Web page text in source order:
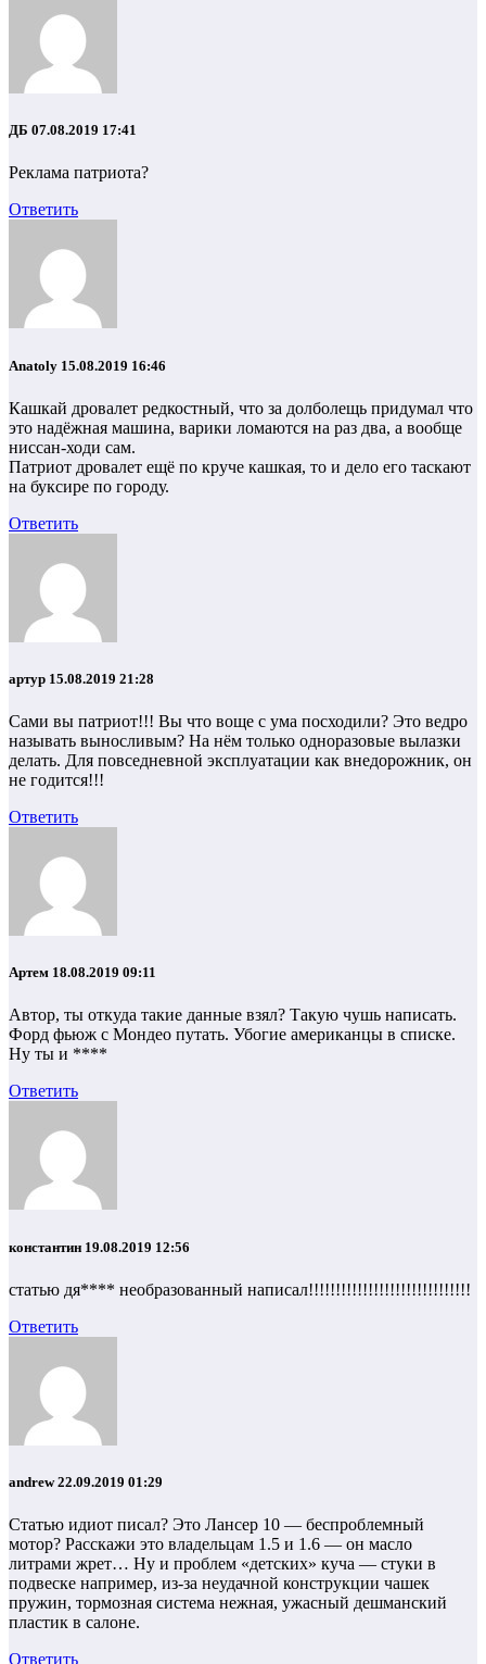
ДБ 07.08.2019 17:41
Реклама патриота?
Ответить
Anatoly 15.08.2019 16:46
Кашкай дровалет редкостный, что за долболещь придумал что
это надёжная машина, варики ломаются на раз два, а вообще
ниссан-ходи сам.
Патриот дровалет ещё по круче кашкая, то и дело его таскают
на буксире по городу.
Ответить
артур 15.08.2019 21:28
Сами вы патриот!!! Вы что воще с ума посходили? Это ведро
называть выносливым? На нём только одноразовые вылазки
делать. Для повседневной эксплуатации как внедорожник, он
не годится!!!
Ответить
Артем 18.08.2019 09:11
Автор, ты откуда такие данные взял? Такую чушь написать.
Форд фьюж с Мондео путать. Убогие американцы в списке.
Ну ты и ****
Ответить
константин 19.08.2019 12:56
статью дя**** необразованный написал!!!!!!!!!!!!!!!!!!!!!!!!!!!!!!
Ответить
andrew22.09.2019 01:29
Статью идиот писал? Это Лансер 10 — беспроблемный
мотор? Расскажи это владельцам 1.5 и 1.6 — он масло
литрами жрет… Ну и проблем «детских» куча — стуки в
подвеске например, из-за неудачной конструкции чашек
пружин, тормозная система нежная, ужасный дешманский
пластик в салоне.
Ответить